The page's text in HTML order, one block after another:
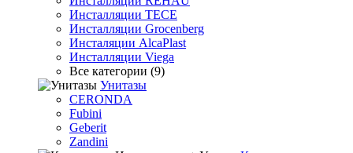
Инсталляции TECE
Инсталляции Grocenberg
Инсталяции AlcaPlast
Инсталляции Viega
Все категории (9)
Унитазы
CERONDA
Fubini
Geberit
Zandini